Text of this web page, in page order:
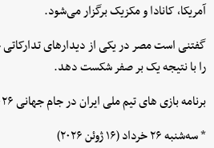
آمریکا، کانادا و مکزیک برگزار می‌شود.
گفتنی است مصر در یکی از دیدارهای
را با نتیجه یک بر صفر شکست دهد.
برنامه بازی های تیم ملی ایران در جام جهانی ۲۰۲۶ :
* سه‌شنبه ۲۶ خرداد (۱۶ ژوئن ۲۰۲۶)